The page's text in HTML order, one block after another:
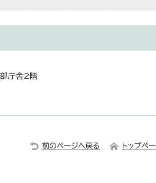
庁舎2階
前のページへ戻る トップペ